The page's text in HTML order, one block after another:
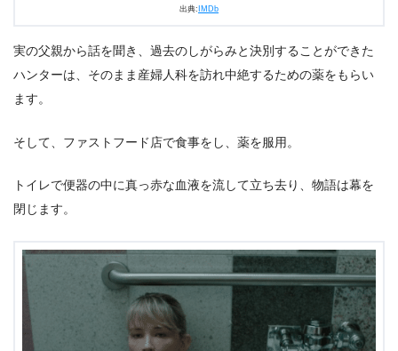
出典: IMDb
実の父親から話を聞き、過去のしがらみと決別することができた
ハンターは、そのまま産婦人科を訪れ中絶するための薬をもらい
ます。
そして、ファストフード店で食事をし、薬を服用。
トイレで便器の中に真っ赤な血液を流して立ち去り、物語は幕を
閉じます。